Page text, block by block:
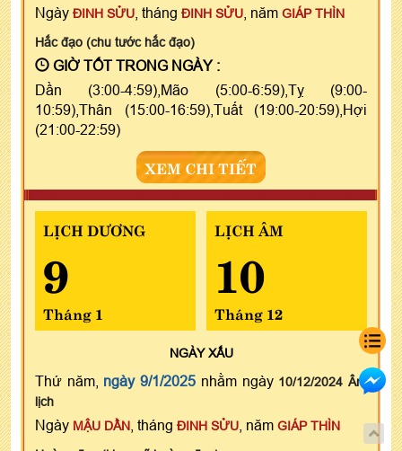
Ngày ĐINH SỬU , tháng ĐINH SỬU , năm GIÁP THÌN
Hắc đạo (chu tước hắc đạo)
GIỜ TỐT TRONG NGÀY :
Dần (3:00-4:59),Mão (5:00-6:59),Tỵ (9:00-
10:59),Thân (15:00-16:59),Tuất (19:00-20:59),Hợi
(21:00-22:59)
XEM CHI TIẾT
LỊCH DƯƠNG
9
Tháng 1
LỊCH ÂM
10
Tháng 12
NGÀYXẤU
Thứ năm, ngày 9/1/2025 nhằm ngày 10/12/2024 Âm
lịch
Ngày MẬU DẦN , tháng ĐINH SỬU , năm GIÁP THÌN